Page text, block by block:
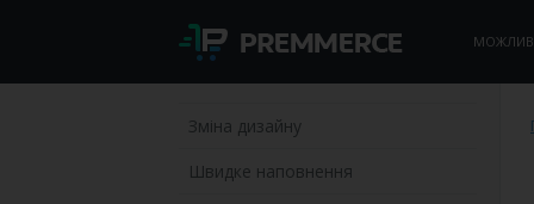
Зміна дизайну
Швидке наповнення